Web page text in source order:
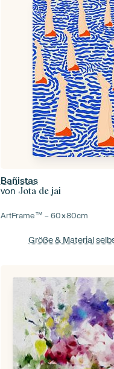
Bañistas
von Jota de jai
ArtFrame™ –60×80cm
Größe & Material